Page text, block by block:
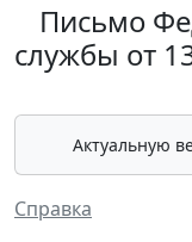
Письмо
службы от
Актуальную
Справка